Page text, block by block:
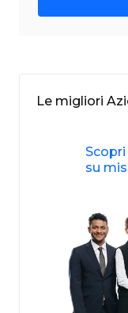
Le migliori
su